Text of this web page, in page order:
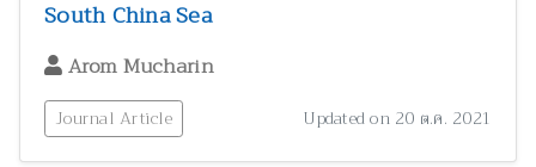
South China Sea
Arom Mucharin
Journal Article Updated on 20 ต.ค. 2021